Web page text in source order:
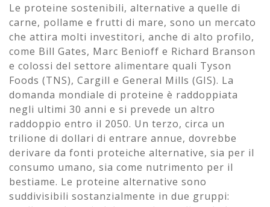
Le proteine sostenibili, alternative a quelle di
carne, pollame e frutti di mare, sono un mercato
che attira molti investitori, anche di alto profilo,
come Bill Gates, Marc Benioff e Richard Branson
e colossi del settore alimentare quali Tyson
Foods (TNS), Cargill e General Mills (GIS). La
domanda mondiale di proteine è raddoppiata
negli ultimi 30 anni e si prevede un altro
raddoppio entro il 2050. Un terzo, circa un
trilione di dollari di entrare annue, dovrebbe
derivare da fonti proteiche alternative, sia per il
consumo umano, sia come nutrimento per il
bestiame. Le proteine alternative sono
suddivisibili sostanzialmente in due gruppi: